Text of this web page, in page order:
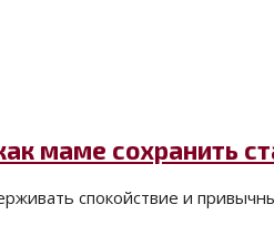
маме сохранить
спокойствие и